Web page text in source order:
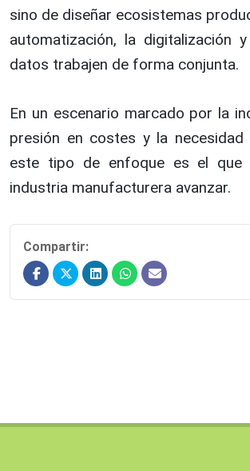
sino de diseñar ecosistemas
automatización, la digitalización
datos trabajen de forma conjunta.
En un escenario marcado por la
presión en costes y la necesidad
este tipo de enfoque es el que
industria manufacturera avanzar.
Compartir: